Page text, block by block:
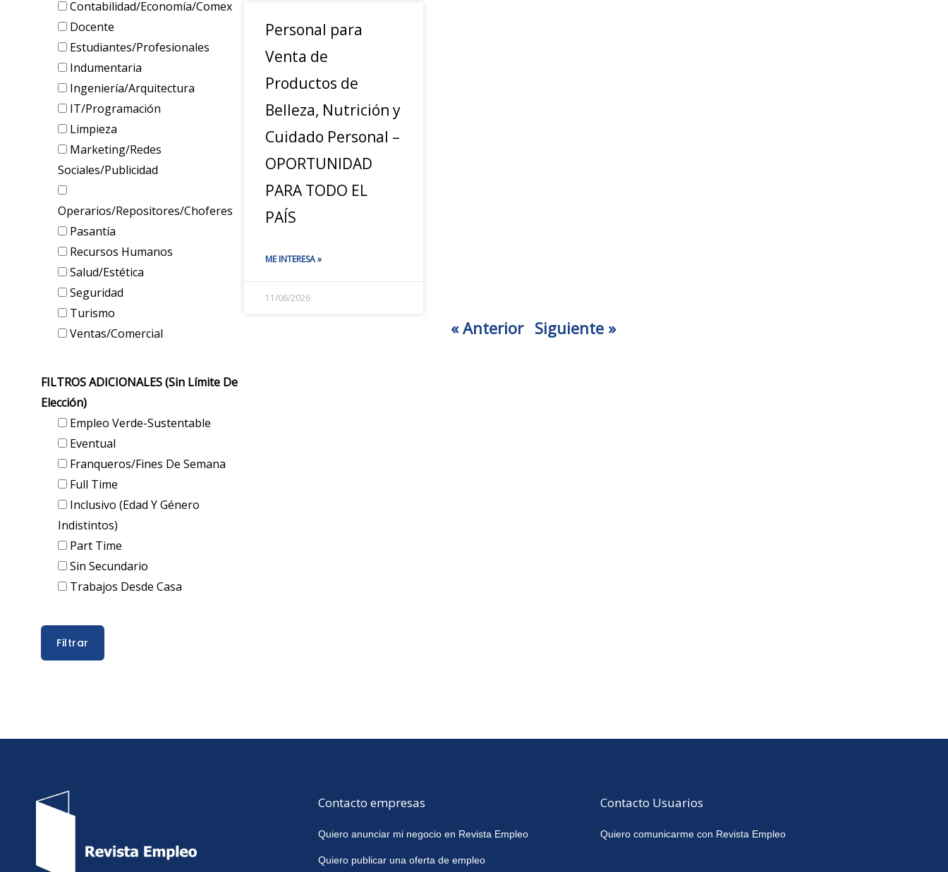
Contabilidad/Economía/Comex
Docente
Estudiantes/Profesionales
Indumentaria
Ingeniería/Arquitectura
IT/Programación
Limpieza
Marketing/Redes
Sociales/Publicidad
Operarios/Repositores/Choferes
Pasantía
Recursos Humanos
Salud/Estética
Seguridad
Turismo
Ventas/Comercial
FILTROS ADICIONALES (sin Límite De
Elección)
Empleo Verde-Sustentable
Eventual
Franqueros/Fines De Semana
Full Time
Inclusivo (edad Y Género
Indistintos)
Part Time
Sin Secundario
Trabajos Desde Casa
Personal para
Venta de
Productos de
Belleza, Nutrición y
Cuidado Personal –
OPORTUNIDAD
PARA TODO EL
PAÍS
ME INTERESA »
11/06/2026
« Anterior Siguiente »
Contacto empresas
Quiero anunciar mi negocio en Revista Empleo
Quiero publicar una oferta de empleo
Contacto Usuarios
Quiero comunicarme con Revista Empleo